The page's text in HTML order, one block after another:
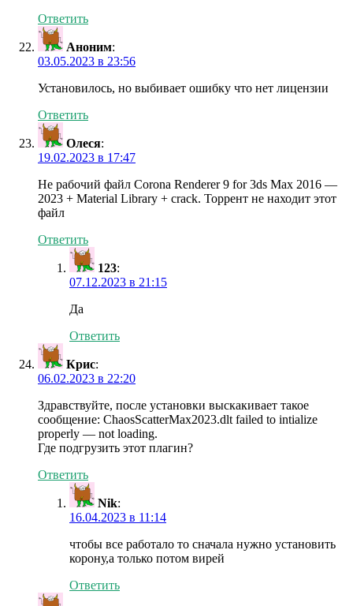
Ответить
Аноним:
03.05.2023 в 23:56
Установилось, но выбивает ошибку что нет лицензии
Ответить
Олеся:
19.02.2023 в 17:47
Не рабочий файл Corona Renderer 9 for 3ds Max 2016 —
2023 + Material Library + crack. Торрент не находит этот
файл
Ответить
123:
07.12.2023 в 21:15
Да
Ответить
Крис:
06.02.2023 в 22:20
Здравствуйте, после установки выскакивает такое
сообщение: ChaosScatterMax2023.dlt failed to intialize
properly — not loading.
Где подгрузить этот плагин?
Ответить
Nik:
16.04.2023 в 11:14
чтобы все работало то сначала нужно установить
корону,а только потом вирей
Ответить